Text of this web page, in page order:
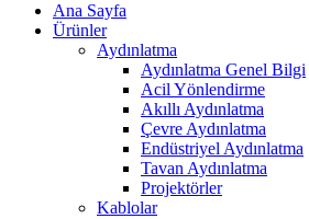
Ana Sayfa
Ürünler
Aydınlatma
Aydınlatma Genel Bilgi
Acil Yönlendirme
Akıllı Aydınlatma
Çevre Aydınlatma
Endüstriyel Aydınlatma
Tavan Aydınlatma
Projektörler
Kablolar